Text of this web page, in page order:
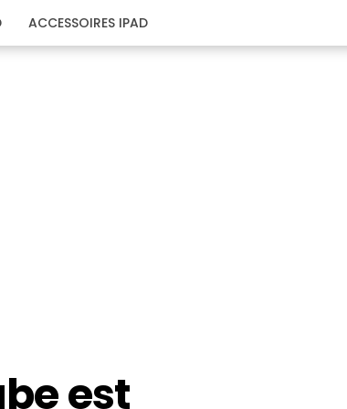
ACCESSOIRES IPAD
est